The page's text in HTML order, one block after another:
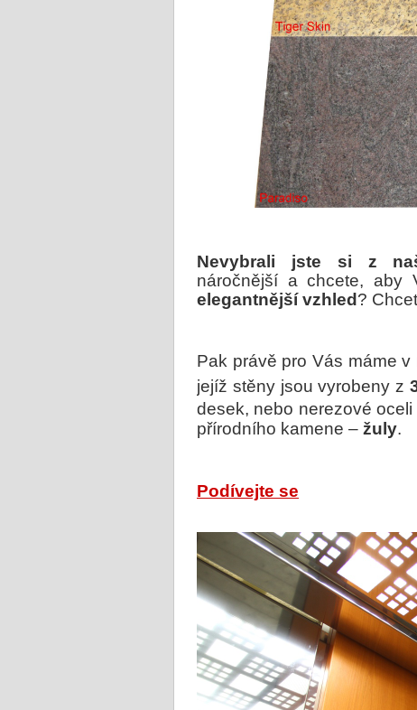
Nevybrali jste si z
náročnější a chcete, aby
elegantnější vzhled?
Pak právě pro Vás máme
jejíž stěny jsou vyrobeny z
desek, nebo nerezové oceli
přírodního kamene – žuly.
Podívejte se